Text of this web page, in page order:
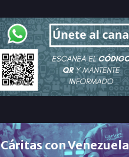
Cáritas con Venezuela